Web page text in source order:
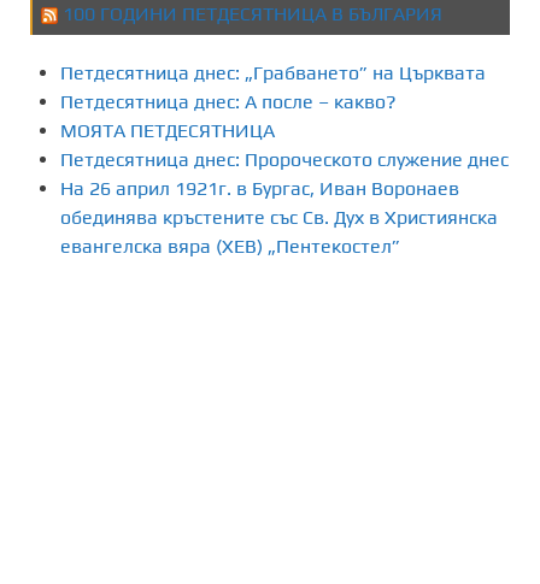
100 ГОДИНИ ПЕТДЕСЯТНИЦА В БЪЛГАРИЯ
Петдесятница днес: „Грабването” на Църквата
Петдесятница днес: А после – какво?
МОЯТА ПЕТДЕСЯТНИЦА
Петдесятница днес: Пророческото служение днес
На 26 април 1921г. в Бургас, Иван Воронаев
обединява кръстените със Св. Дух в Християнска
евангелска вяра (ХЕВ) „Пентекостел”